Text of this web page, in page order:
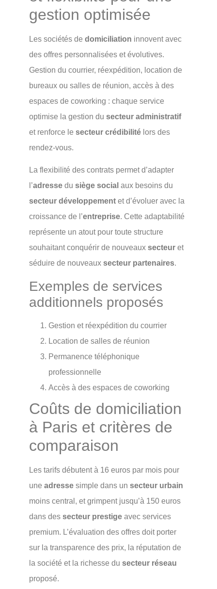
gestion optimisée
Les sociétés de domiciliation innovent avec
des offres personnalisées et évolutives.
Gestion du courrier, réexpédition, location de
bureaux ou salles de réunion, accès à des
espaces de coworking : chaque service
optimise la gestion du secteur administratif
et renforce le secteur crédibilité lors des
rendez-vous.
La flexibilité des contrats permet d’adapter
l’adresse du siège social aux besoins du
secteur développement et d’évoluer avec la
croissance de l’entreprise. Cette adaptabilité
représente un atout pour toute structure
souhaitant conquérir de nouveaux secteur et
séduire de nouveaux secteur partenaires.
Exemples de services
additionnels proposés
Gestion et réexpédition du courrier
Location de salles de réunion
Permanence téléphonique
professionnelle
Accès à des espaces de coworking
Coûts de domiciliation
à Paris et critères de
comparaison
Les tarifs débutent à 16 euros par mois pour
une adresse simple dans un secteur urbain
moins central, et grimpent jusqu’à 150 euros
dans des secteur prestige avec services
premium. L’évaluation des offres doit porter
sur la transparence des prix, la réputation de
la société et la richesse du secteur réseau
proposé.